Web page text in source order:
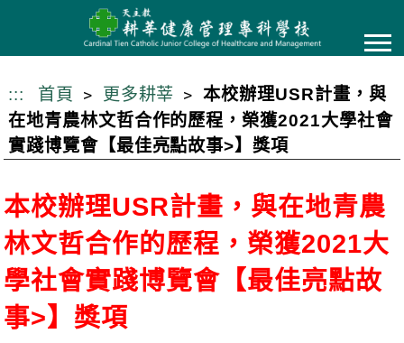
要
內
容
::: 首頁 更多耕莘
本校辦理USR計畫，與
在地青農林文哲合作的歷程，榮獲2021大學社會
實踐博覽會【最佳亮點故事>】獎項
本校辦理USR計畫，與在地青農
林文哲合作的歷程，榮獲2021大
學社會實踐博覽會【最佳亮點故
事>】獎項